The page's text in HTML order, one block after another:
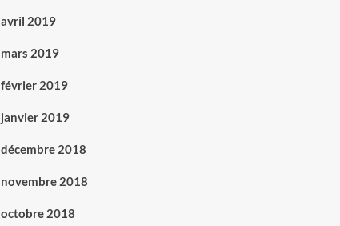
avril 2019
mars 2019
février 2019
janvier 2019
décembre 2018
novembre 2018
octobre 2018